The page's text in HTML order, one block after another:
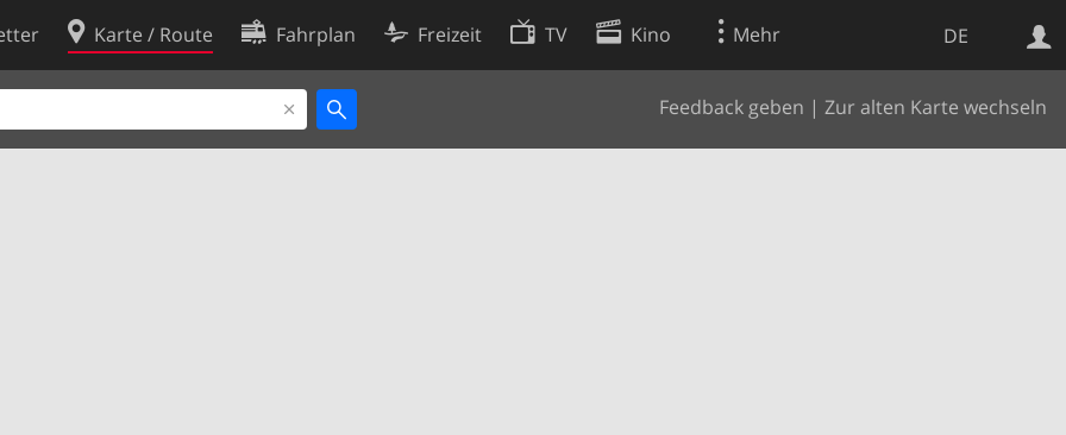
DE
Karte / Route Fahrplan Freizeit TV Kino Mehr
Feedback geben | Zur alten Karte wechseln
Websuche
Cookie-Richtlinie
Cookie-Einstellungen